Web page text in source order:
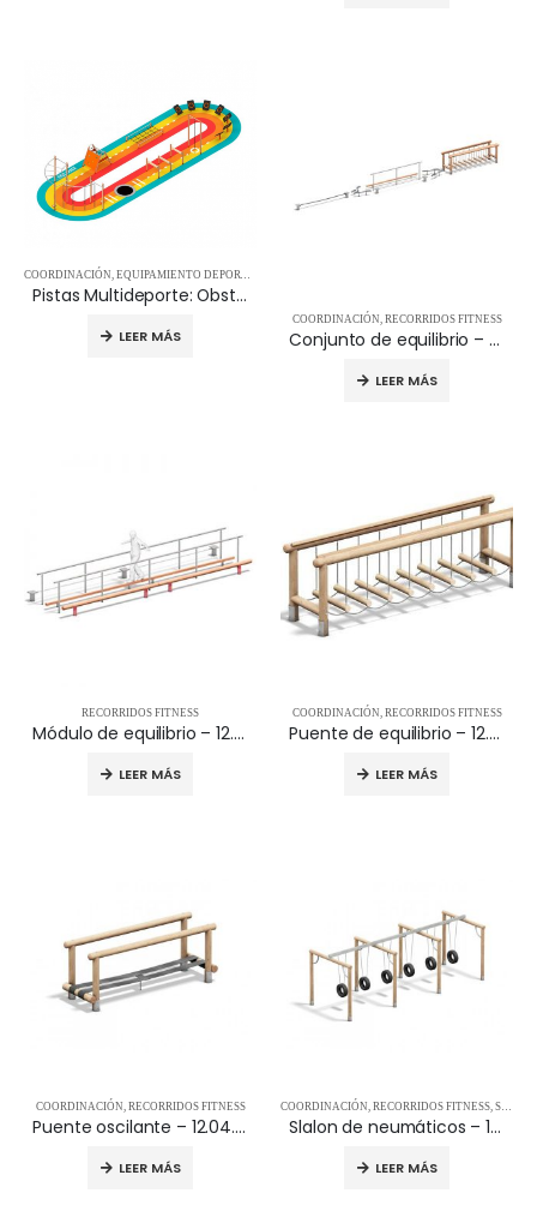
COORDINACIÓN, EQUIPAMIENTO DEPORTIVO
Pistas Multideporte: Obstacle Course Racing
LEER MÁS
COORDINACIÓN, RECORRIDOS FITNESS
Conjunto de equilibrio – 12.04.120
LEER MÁS
RECORRIDOS FITNESS
Módulo de equilibrio – 12.04.001
LEER MÁS
COORDINACIÓN, RECORRIDOS FITNESS
Puente de equilibrio – 12.04.003
LEER MÁS
COORDINACIÓN, RECORRIDOS FITNESS
Puente oscilante – 12.04.002
LEER MÁS
COORDINACIÓN, RECORRIDOS FITNESS, STREET WORKOUT
Slalon de neumáticos – 12.04.004
LEER MÁS